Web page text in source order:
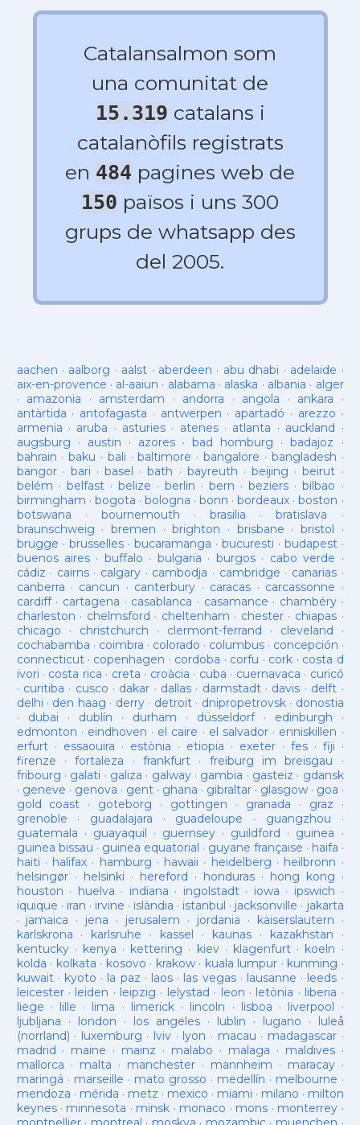
Catalansalmon som
una comunitat de
15.319 catalans i
catalanòfils registrats
en 484 pagines web de
150 països i uns 300
grups de whatsapp des
del 2005.
aachen · aalborg · aalst · aberdeen · abu dhabi · adelaide ·
aix-en-provence · al-aaiun · alabama · alaska · albania · alger
· amazonia · amsterdam · andorra · angola · ankara ·
antàrtida · antofagasta · antwerpen · apartadó · arezzo ·
armenia · aruba · asturies· atenes· atlanta · auckland ·
augsburg · austin · azores·bad homburg ·badajoz ·
bahrain ·baku · bali ·baltimore ·bangalore · bangladesh ·
bangor· bari ·basel ·bath · bayreuth ·beijing ·beirut ·
belém · belfast· belize · berlin ·bern ·beziers ·bilbao ·
birmingham · bogota · bologna ·bonn ·bordeaux ·boston ·
botswana · bournemouth ·brasilia ·bratislava ·
braunschweig · bremen ·brighton · brisbane · bristol ·
brugge · brusselles· bucaramanga · bucuresti · budapest·
buenos aires· buffalo · bulgaria · burgos· cabo verde ·
cádiz · cairns· calgary · cambodja · cambridge · canarias·
canberra · cancun · canterbury · caracas · carcassonne ·
cardiff· cartagena · casablanca · casamance · chambéry·
charleston · chelmsford · cheltenham · chester· chiapas ·
chicago · christchurch · clermont-ferrand · cleveland ·
cochabamba · coimbra · colorado · columbus· concepción ·
connecticut· copenhagen · cordoba · corfu · cork · costa d
ivori · costa rica · creta · croàcia · cuba · cuernavaca · curicó
· curitiba · cusco · dakar · dallas · darmstadt· davis · delft ·
delhi · den haag · derry· detroit· dnipropetrovsk· donostia
· dubai · dublín · durham · düsseldorf· edinburgh ·
edmonton · eindhoven · el caire · el salvador · enniskillen ·
erfurt· essaouira · estònia · etiopia · exeter· fes· fiji ·
firenze ·fortaleza · frankfurt· freiburg im breisgau ·
fribourg · galati · galiza · galway· gambia · gasteiz · gdansk
· geneve · genova · gent· ghana · gibraltar· glasgow· goa ·
gold coast · goteborg · gottingen · granada · graz ·
grenoble · guadalajara · guadeloupe · guangzhou ·
guatemala · guayaquil · guernsey· guildford · guinea ·
guinea bissau · guinea equatorial · guyane française · haifa ·
haiti · halifax · hamburg · hawaii · heidelberg · heilbronn ·
helsingør· helsinki · hereford · honduras· hong kong ·
houston · huelva · indiana · ingolstadt· iowa · ipswich ·
iquique · iran · irvine · islàndia · istanbul · jacksonville · jakarta
· jamaica · jena · jerusalem · jordania · kaiserslautern ·
karlskrona · karlsruhe · kassel · kaunas· kazakhstan ·
kentucky· kenya · kettering · kiev· klagenfurt · koeln ·
kolda · kolkata · kosovo · krakow· kuala lumpur · kunming ·
kuwait· kyoto · la paz · laos· las vegas· lausanne · leeds ·
leicester· leiden · leipzig · lelystad · leon · letònia · liberia ·
liege · lille · lima · limerick· lincoln · lisboa · liverpool ·
ljubljana · london · los angeles· lublin · lugano · luleå
(norrland) · luxemburg · lviv · lyon · macau · madagascar·
madrid · maine · mainz · malabo · malaga · maldives·
mallorca · malta · manchester· mannheim · maracay·
maringá · marseille · mato grosso · medellín · melbourne ·
mendoza · mérida · metz · mexico · miami · milano · milton
keynes· minnesota · minsk · monaco · mons · monterrey ·